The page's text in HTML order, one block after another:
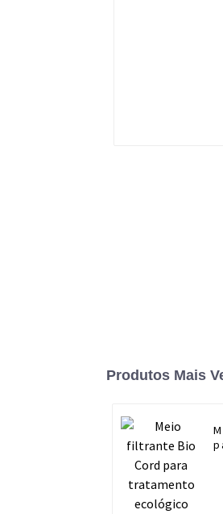
Produtos Mais